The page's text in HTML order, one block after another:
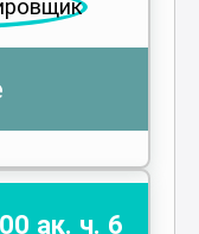
ак. ч. 6